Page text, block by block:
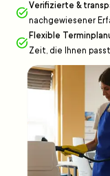
Verifizierte &
nachgewiesener
Flexible
Zeit, die Ihnen